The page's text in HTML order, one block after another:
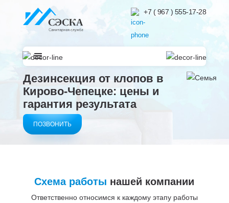
+7 ( 967 ) 555-17-28
Дезинсекция от клопов в
Кирово-Чепецке: цены и
гарантия результата
ПОЗВОНИТЬ
Схема работы нашей компании
Ответственно относимся к каждому этапу работы